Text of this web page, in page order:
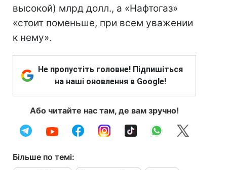
высокой) млрд долл., а «Нафтогаз»
«стоит поменьше, при всем уважении
к нему».
Не пропустіть головне! Підпишіться
на наші оновлення в Google!
Або читайте нас там, де вам зручно!
Більше по темі: